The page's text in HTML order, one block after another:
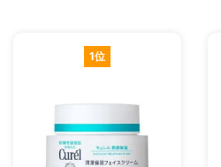
1位